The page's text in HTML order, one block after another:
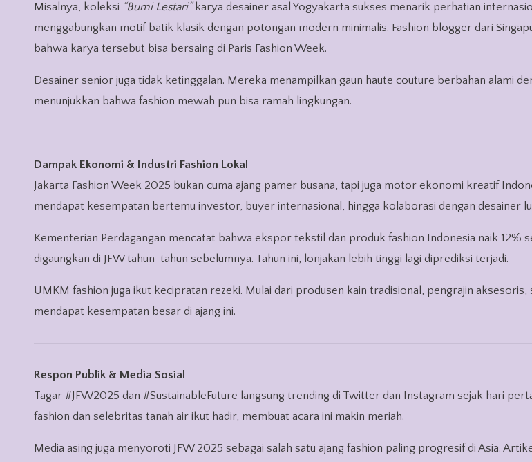
Misalnya, koleksi “Bumi Lestari”karya desainer asal Yogyakarta sukses menarik perhatian
menggabungkan motif batik klasik dengan potongan modern minimalis. Fashion blogger dari
bahwa karya tersebut bisa bersaing di Paris Fashion Week.
Desainer senior juga tidak ketinggalan. Mereka menampilkan gaun haute couture berbahan alami
menunjukkan bahwa fashion mewah pun bisa ramah lingkungan.
Dampak Ekonomi & Industri Fashion Lokal
Jakarta Fashion Week 2025 bukan cuma ajang pamer busana, tapi juga motor ekonomi kreatif
mendapat kesempatan bertemu investor, buyer internasional, hingga kolaborasi dengan desainer
Kementerian Perdagangan mencatat bahwa ekspor tekstil dan produk fashion Indonesia naik 12%
digaungkan di JFW tahun-tahun sebelumnya. Tahun ini, lonjakan lebih tinggi lagi diprediksi terjadi.
UMKM fashion juga ikut kecipratan rezeki. Mulai dari produsen kain tradisional, pengrajin aksesoris,
mendapat kesempatan besar di ajang ini.
Respon Publik & Media Sosial
Tagar #JFW2025 dan #SustainableFuture langsung trending di Twitter dan Instagram sejak hari
fashion dan selebritas tanah air ikut hadir, membuat acara ini makin meriah.
Media asing juga menyoroti JFW 2025 sebagai salah satu ajang fashion paling progresif di Asia.